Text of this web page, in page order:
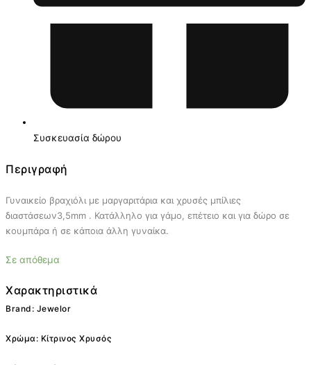
Συσκευασία δώρου
Περιγραφή
Γυναικείο βραχιόλι με μαργαριτάρια και χρυσές μπίλιες
διαστάσεων3,5mm . Κατάλληλο για γάμο, επέτειο και για δώρο σε
κουμπάρα ή σε κάποια άλλη γυναίκα.
Σε απόθεμα
Χαρακτηριστικά
Brand: Jewelor
Χρώμα: Κίτρινος Χρυσός